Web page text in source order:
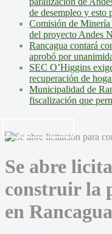
de desempleo y esto
Comisión de Minería
del proyecto Andes
Rancagua contará
aprobó por
SEC O’Higgins
recuperación de
Municipalidad de
fiscalización que
Se abre
construir la
en Rancagua